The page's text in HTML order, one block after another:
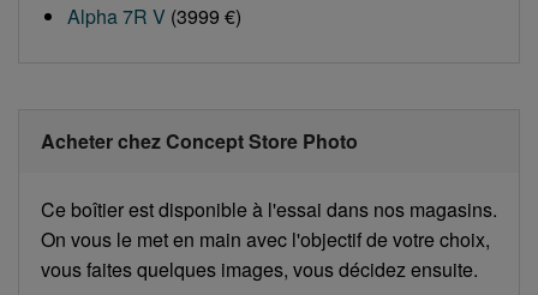
Alpha 7R V (3999 €)
Acheter chez Concept Store Photo
Ce boîtier est disponible à l'essai dans nos magasins.
On vous le met en main avec l'objectif de votre choix,
vous faites quelques images, vous décidez ensuite.